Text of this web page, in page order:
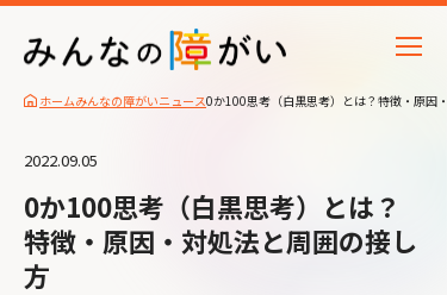
ホームみんなの障がいニュース0か100思考（白黒思考）とは？特徴・原因
2022.09.05
0か100思考（白黒思考）とは？
特徴・原因・対処法と周囲の接し
方